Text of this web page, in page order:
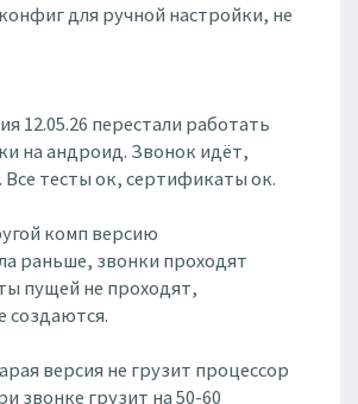
для ручной настройки, не
12.05.26 перестали работать
на андроид. Звонок идёт,
Все тесты ок, сертификаты ок.
комп версию
раньше, звонки проходят
пущей не проходят,
создаются.
версия не грузит процессор
звонке грузит на 50-60